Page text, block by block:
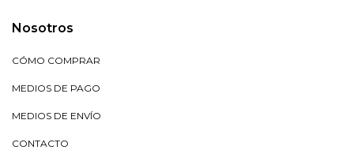
Nosotros
CÓMO COMPRAR
MEDIOS DE PAGO
MEDIOS DE ENVÍO
CONTACTO